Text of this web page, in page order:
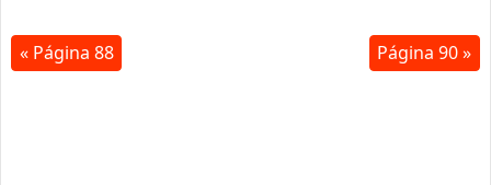
« Página 88 Página 90 »